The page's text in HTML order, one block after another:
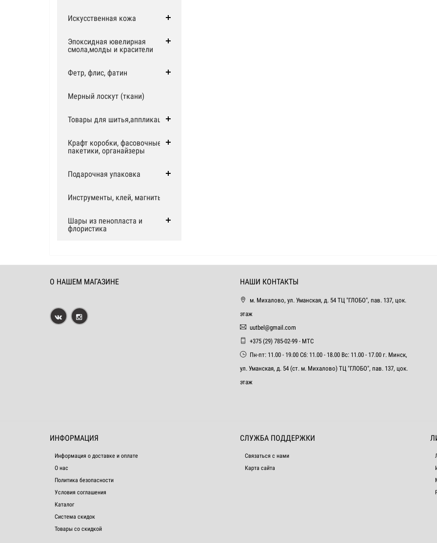
Искусственная кожа
Эпоксидная ювелирная
смола,молды и красители
Фетр, флис, фатин
Мерный лоскут (ткани)
Товары для шитья,аппликации
Крафт коробки, фасовочные
пакетики, органайзеры
Подарочная упаковка
Инструменты, клей, магниты
Шары из пенопласта и
флористика
О НАШЕМ МАГАЗИНЕ НАШИ КОНТАКТЫ
м. Михалово, ул. Уманская, д. 54 ТЦ "ГЛОБО", пав. 137, цок.
этаж
uutbel@gmail.com
+375 (29) 785-02-99 - МТС
Пн-пт: 11.00 - 19.00 Сб: 11.00 - 18.00 Вс: 11.00 - 17.00 г. Минск,
ул. Уманская, д. 54 (ст. м. Михалово) ТЦ "ГЛОБО", пав. 137, цок.
этаж
ИНФОРМАЦИЯ
Информация о доставке и оплате
О нас
Политика безопасности
Условия соглашения
Каталог
Система скидок
Товары со скидкой
СЛУЖБА ПОДДЕРЖКИ
Связаться с нами
Карта сайта